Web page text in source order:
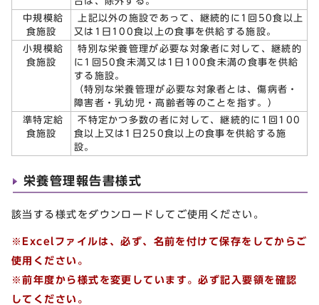
中規模給
食施設
上記以外の施設であって、継続的に1回50食以上
又は1日100食以上の食事を供給する施設。
小規模給
食施設
特別な栄養管理が必要な対象者に対して、継続的
に1回50食未満又は1日100食未満の食事を供給
する施設。
（特別な栄養管理が必要な対象者とは、傷病者・
障害者・乳幼児・高齢者等のことを指す。）
準特定給
食施設
不特定かつ多数の者に対して、継続的に1回100
食以上又は1日250食以上の食事を供給する施
設。
栄養管理報告書様式
該当する様式をダウンロードしてご使用ください。
※Excelファイルは、必ず、名前を付けて保存をしてからご
使用ください。
※前年度から様式を変更しています。必ず記入要領を確認
してください。